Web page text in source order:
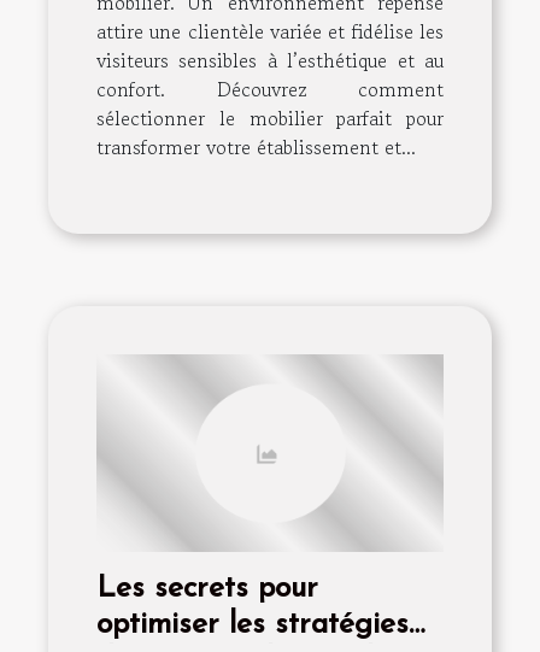
attire une clientèle variée et fidélise les
visiteurs sensibles à l’esthétique et au
confort. Découvrez comment
sélectionner le mobilier parfait pour
transformer votre établissement et...
Les secrets pour
optimiser les stratégies